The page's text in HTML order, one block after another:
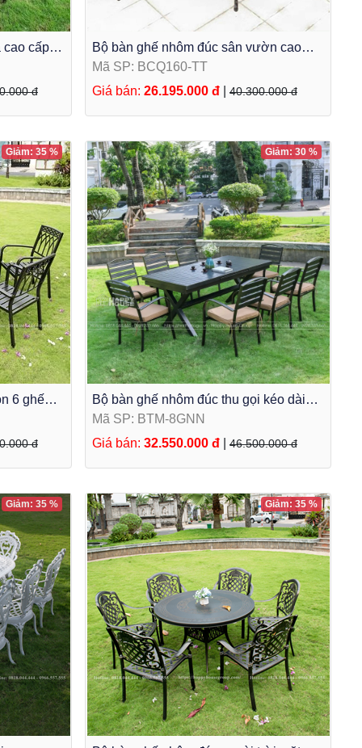
cao cấp 6
đ
Bộ bàn ghế nhôm đúc sân vườn cao
cấp 6 ghế BCQ160-TT
Mã SP: BCQ160-TT
Giá bán: 26.195.000 đ 40.300.000 đ
6 ghế
đ
Giảm: 35 %
Bộ bàn ghế nhôm đúc thu gọi kéo dài
thông minh dành cho sân vườn BTM-
Mã SP: BTM-8GNN
Giá bán: 32.550.000 đ 46.500.000 đ
Giảm: 30 %
Giảm: 35 % Giảm: 35 %